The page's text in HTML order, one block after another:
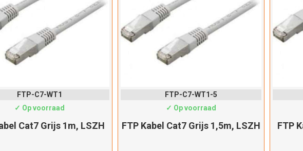
FTP-C7-WT1
✓ Op voorraad
Cat7 Grijs 1m, LSZH
FTP-C7-WT1-5
✓ Op voorraad
FTP Kabel Cat7 Grijs 1,5m, LSZH FTP